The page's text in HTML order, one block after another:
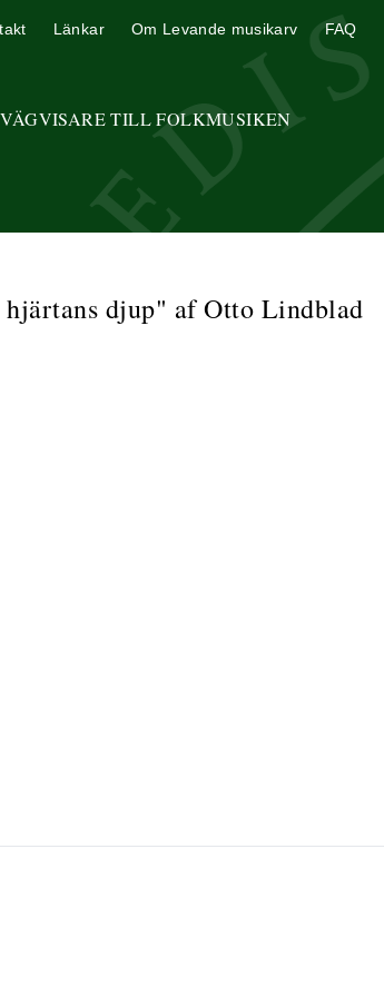
VÄGVISARE TILL FOLKMUSIKEN
Länkar Om Levande musikarv FAQ
hjärtans djup" af Otto Lindblad